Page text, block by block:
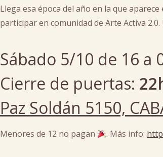
Llega esa época del año en la que
participar en comunidad de Arte Activa
Sábado 5/10 de 16 a
Cierre de puertas:
Paz Soldán 5150,
Menores de 12 no pagan . Más info: